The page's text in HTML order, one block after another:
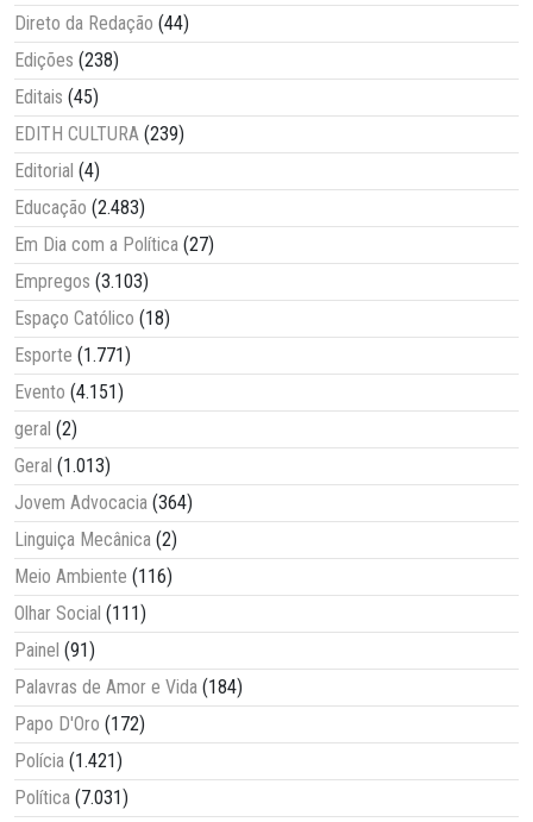
Direto da Redação (44)
Edições (238)
Editais (45)
EDITH CULTURA (239)
Editorial (4)
Educação (2.483)
Em Dia com a Política (27)
Empregos (3.103)
Espaço Católico (18)
Esporte (1.771)
Evento (4.151)
geral (2)
Geral (1.013)
Jovem Advocacia (364)
Linguiça Mecânica (2)
Meio Ambiente (116)
Olhar Social (111)
Painel (91)
Palavras de Amor e Vida (184)
Papo D'Oro (172)
Polícia (1.421)
Política (7.031)